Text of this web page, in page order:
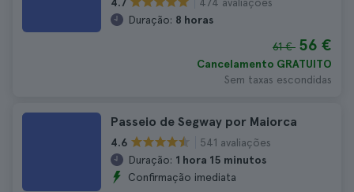
Duração: 8 horas
61 € 56 €
Cancelamento GRATUITO
Sem taxas escondidas
Passeio de Segway por Maiorca
4.6
541 avaliações
Duração: 1 hora 15 minutos
Confirmação imediata